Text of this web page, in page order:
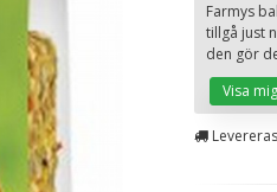
Farmys
tillgå just
den gör
Visa